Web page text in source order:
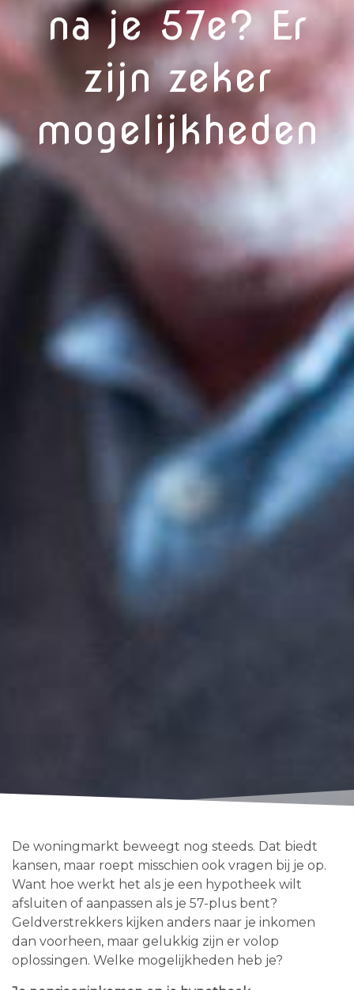
na je 57e? Er
zijn zeker
mogelijkheden
De woningmarkt beweegt nog steeds. Dat biedt
kansen, maar roept misschien ook vragen bij je op.
Want hoe werkt het als je een hypotheek wilt
afsluiten of aanpassen als je 57-plus bent?
Geldverstrekkers kijken anders naar je inkomen
dan voorheen, maar gelukkig zijn er volop
oplossingen. Welke mogelijkheden heb je?